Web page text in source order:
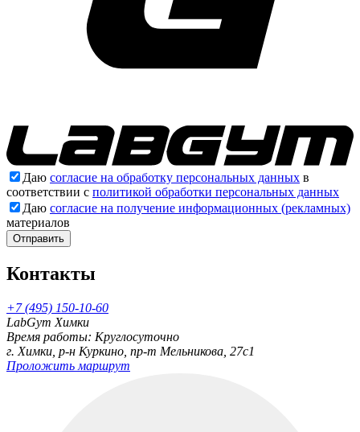
Даю согласие на обработку персональных данных в
соответствии с политикой обработки персональных данных
Даю согласие на получение информационных (рекламных)
материалов
Отправить
Контакты
+7 (495) 150-10-60
LabGym Химки
Время работы: Круглосуточно
г. Химки, р-н Куркино, пр-т Мельникова, 27c1
Проложить маршрут